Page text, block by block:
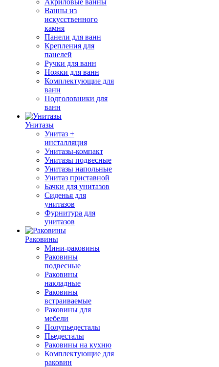
Акриловые ванны
Ванны из
искусственного
камня
Панели для ванн
Крепления для
панелей
Ручки для ванн
Ножки для ванн
Комплектующие для
ванн
Подголовники для
ванн
Унитазы
Унитаз +
инсталляция
Унитазы-компакт
Унитазы подвесные
Унитазы напольные
Унитаз приставной
Бачки для унитазов
Сиденья для
унитазов
Фурнитура для
унитазов
Раковины
Мини-раковины
Раковины
подвесные
Раковины
накладные
Раковины
встраиваемые
Раковины для
мебели
Полупьедесталы
Пьедесталы
Раковины на кухню
Комплектующие для
раковин